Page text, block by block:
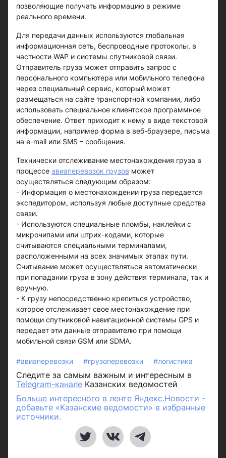
позволяющие получать информацию в режиме
реального времени.
Для передачи данных используются глобальная
информационная сеть, беспроводные протоколы, в
частности WAP и системы спутниковой связи.
Отправитель груза может отправить запрос с
персонального компьютера или мобильного телефона
через специальный сервис, который может
размещаться на сайте транспортной компании, либо
использовать специальное клиентское программное
обеспечение. Ответ приходит к нему в виде текстовой
информации, например форма в веб-браузере, письма
на e-mail или SMS – сообщения.
Технически отслеживание местонахождения груза в
процессе авиаперевозок грузов может
осуществляться следующим образом:
- Информация о местонахождении груза передается
экспедитором, используя любые доступные средства
связи.
- Используются специальные пломбы, наклейки с
микрочипами или штрих-кодами, которые
считываются специальными терминалами,
расположенными на всех значимых этапах пути.
Считывание может осуществляться автоматически
при попадании груза в зону действия терминала, так и
вручную.
- К грузу непосредственно крепиться устройство,
которое отслеживает свое местонахождение при
помощи спутниковой навигационной системы GPS и
передает эти данные отправителю при помощи
мобильной связи GSM или SDMA.
#авиаперевозки #грузоперевозки #логистика
Следите за самым важным и интересным в
Telegram-канале Казанских ведомостей
Больше интересного в ленте Яндекс.Новости -
добавьте «Казанские ведомости» в избранные
источники.